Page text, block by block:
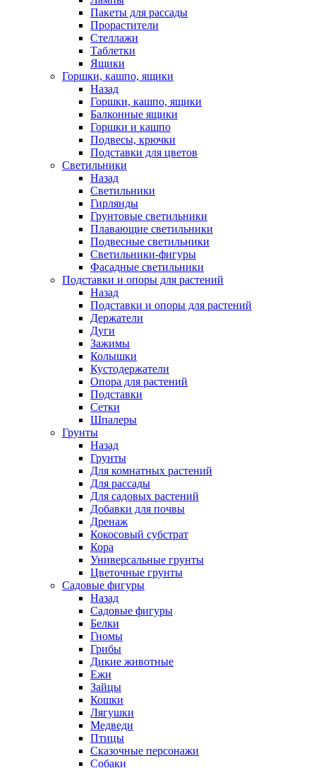
Пакеты для рассады
Прорастители
Стеллажи
Таблетки
Ящики
Горшки, кашпо, ящики
Назад
Горшки, кашпо, ящики
Балконные ящики
Горшки и кашпо
Подвесы, крючки
Подставки для цветов
Светильники
Назад
Светильники
Гирлянды
Грунтовые светильники
Плавающие светильники
Подвесные светильники
Светильники-фигуры
Фасадные светильники
Подставки и опоры для растений
Назад
Подставки и опоры для растений
Держатели
Дуги
Зажимы
Колышки
Кустодержатели
Опора для растений
Подставки
Сетки
Шпалеры
Грунты
Назад
Грунты
Для комнатных растений
Для рассады
Для садовых растений
Добавки для почвы
Дренаж
Кокосовый субстрат
Кора
Универсальные грунты
Цветочные грунты
Садовые фигуры
Назад
Садовые фигуры
Белки
Гномы
Грибы
Дикие животные
Ежи
Зайцы
Кошки
Лягушки
Медведи
Птицы
Сказочные персонажи
Собаки